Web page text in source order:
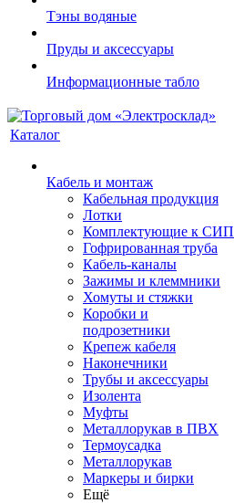
Тэны водяные
Пруды и аксессуары
Информационные табло
Каталог
Кабель и монтаж
Кабельная продукция
Лотки
Комплектующие к СИП
Гофрированная труба
Кабель-каналы
Зажимы и клеммники
Хомуты и стяжки
Коробки и
подрозетники
Крепеж кабеля
Наконечники
Трубы и аксессуары
Изолента
Муфты
Металлорукав в ПВХ
Термоусадка
Металлорукав
Маркеры и бирки
Ещё